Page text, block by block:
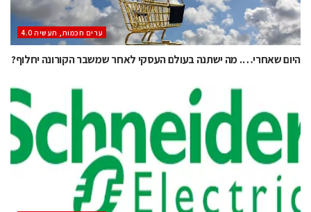
ערים חכמות, תעשיה 4.0
היום שאחרי…. מה ישתנה בעולם העסקי לאחר שמשבר הקורונה יחלוף?